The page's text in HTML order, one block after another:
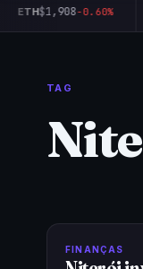
ETH$1,908-0.60%
TAG
FINANÇAS